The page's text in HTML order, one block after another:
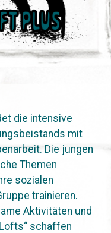
die intensive
mit
Die jungen
Themen
sozialen
trainieren.
Aktivitäten und
schaffen